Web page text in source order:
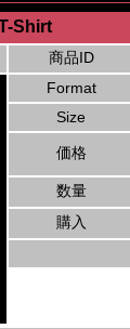
Shirt
商品ID
Format
Size
価格
数量
購入